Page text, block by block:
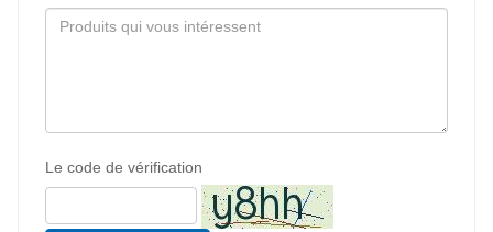
Le code de vérification